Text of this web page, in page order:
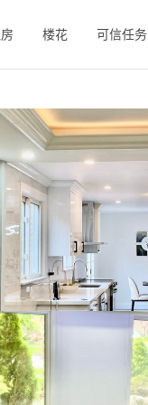
楼花 可信任务